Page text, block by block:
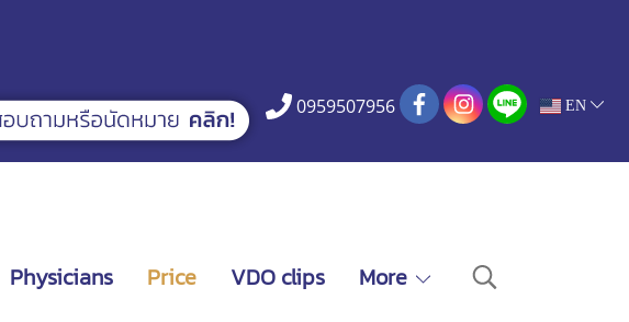
0959507956 EN
Physicians Price VDO clips More